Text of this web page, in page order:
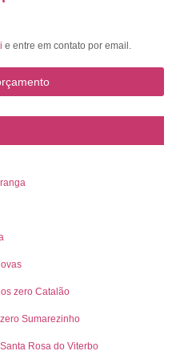
e entre em contato por email.
zero Catalão
Sumarezinho
Rosa do Viterbo